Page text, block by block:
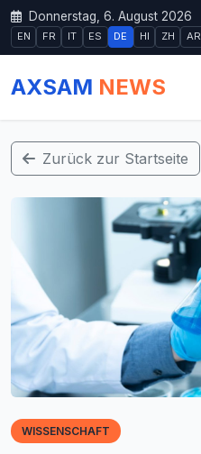
Donnerstag, 6. August 2026
EN FR IT ES DE HI ZH AR
AXSAM NEWS
Zurück zur Startseite
WISSENSCHAFT